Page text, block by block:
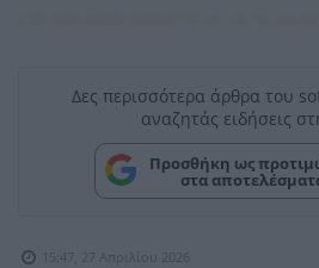
Δες περισσότερα άρθρα του
αναζητάς ειδήσεις
Προσθήκη ως
στα
15:47, 27 Απριλίου 2026